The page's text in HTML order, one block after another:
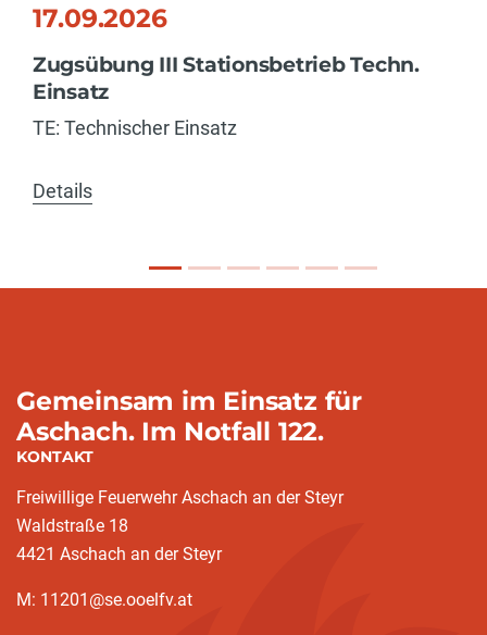
17.09.2026
Zugsübung III Stationsbetrieb Techn.
Einsatz
TE: Technischer Einsatz
Details
Gemeinsam im Einsatz für
Aschach. Im Notfall 122.
KONTAKT
Freiwillige Feuerwehr Aschach an der Steyr
Waldstraße 18
4421 Aschach an der Steyr
M: 11201@se.ooelfv.at